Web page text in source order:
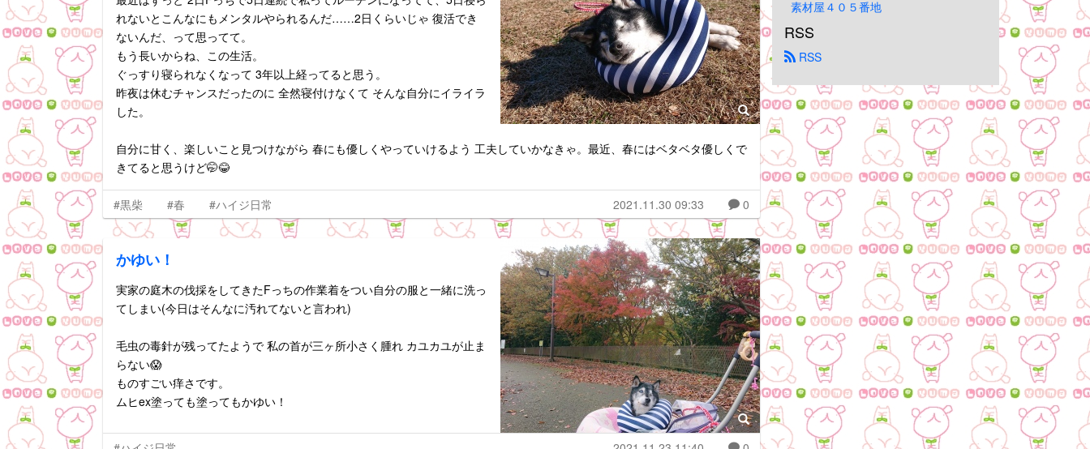
れないとこんなにもメンタルやられるんだ……2日くらいじゃ 復活でき
ないんだ、って思ってて。
もう長いからね、この生活。
ぐっすり寝られなくなって 3年以上経ってると思う。
昨夜は休むチャンスだったのに 全然寝付けなくて そんな自分にイライラ
した。
自分に甘く、楽しいこと見つけながら 春にも優しくやっていけるよう 工夫していかなきゃ。最近、春にはベタベタ優しくで
きてると思うけど🤭😂
#黒柴 #春 #ハイジ日常 2021.11.30 09:33 0
かゆい！
実家の庭木の伐採をしてきたFっちの作業着をつい自分の服と一緒に洗っ
てしまい(今日はそんなに汚れてないと言われ)
毛虫の毒針が残ってたようで 私の首が三ヶ所小さく腫れ カユカユが止ま
らない😱
ものすごい痒さです。
ムヒex塗っても塗ってもかゆい！
素材屋４０５番地
RSS
RSS